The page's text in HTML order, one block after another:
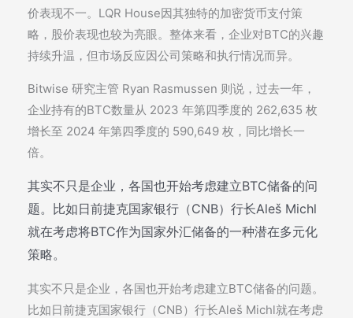
价表现不一。LQR House因其独特的加密货币支付策
略，股价表现也较为亮眼。整体来看，企业对BTC的兴趣
持续升温，但市场反应因公司策略和执行情况而异。
Bitwise 研究主管 Ryan Rasmussen 则说，过去一年，
企业持有的BTC数量从 2023 年第四季度的 262,635 枚
增长至 2024 年第四季度的 590,649 枚，同比增长一
倍。
其实不只是企业，各国也开始考虑建立BTC储备的问
题。比如日前捷克国家银行（CNB）行长Aleš Michl
就在考虑将BTC作为国家外汇储备的一种潜在多元化
策略。
其实不只是企业，各国也开始考虑建立BTC储备的问题。
比如日前捷克国家银行（CNB）行长Aleš Michl就在考虑